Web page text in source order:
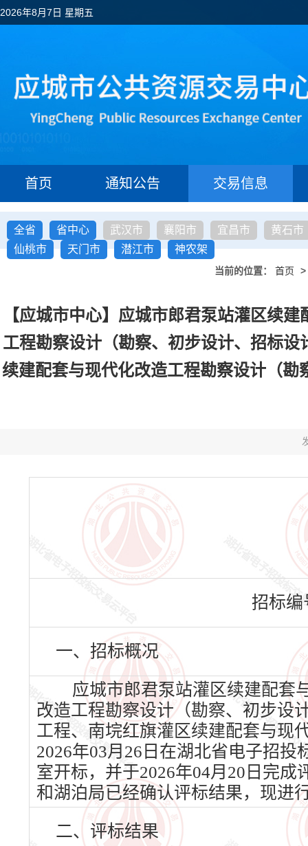
2026年8月7日 星期五
首页 通知公告 交易信息
全省 省中心 武汉市 襄阳市 宜昌市
黄石市
仙桃市
天门市 潜江市 神农架
当前的位置： 首页 >
【应城市中心】应城市郎君泵站灌区续
工程勘察设计（勘察、初步设计、招标
续建配套与现代化改造工程勘察设计（
招标编
一、招标概况
应城市郎君泵站灌区续建配套
改造工程勘察设计（勘察、初步设
工程、南垸红旗灌区续建配套与现
2026年03月26日在湖北省电子招投
室开标，并于2026年04月20日完
和湖泊局已经确认评标结果，现进
二、评标结果